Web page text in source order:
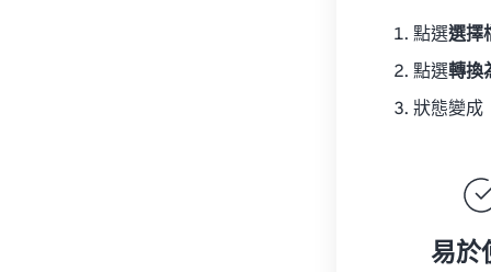
點選選擇
點選轉換
狀態變成
易於